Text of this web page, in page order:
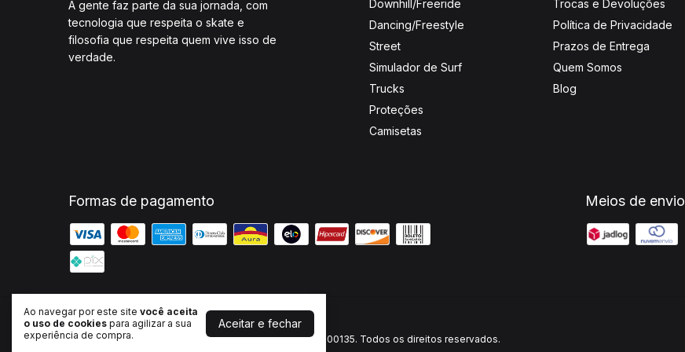
Ao navegar por este site você aceita
o uso de cookies para agilizar a sua
experiência de compra.
Aceitar e fechar
A gente faz parte da sua jornada, com
tecnologia que respeita o skate e
filosofia que respeita quem vive isso de
verdade.
Downhill/Freeride
Dancing/Freestyle
Street
Simulador de Surf
Trucks
Proteções
Camisetas
Trocas e Devoluções
Política de Privacidade
Prazos de Entrega
Quem Somos
Blog
Formas de pagamento Meios de envio
Alma Boards
©2026. Alma Factory Indústria e Comércio - 52234477000135. Todos os direitos reservados.